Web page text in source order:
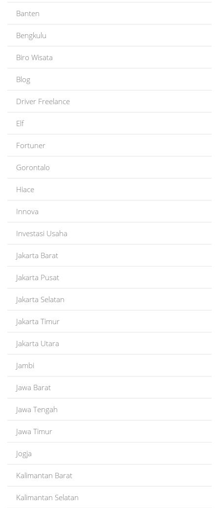
Banten
Bengkulu
Biro Wisata
Blog
Driver Freelance
Elf
Fortuner
Gorontalo
Hiace
Innova
Investasi Usaha
Jakarta Barat
Jakarta Pusat
Jakarta Selatan
Jakarta Timur
Jakarta Utara
Jambi
Jawa Barat
Jawa Tengah
Jawa Timur
Jogja
Kalimantan Barat
Kalimantan Selatan